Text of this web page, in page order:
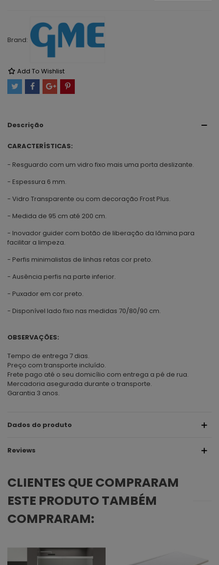
Brand:
Add To Wishlist
Descrição
CARACTERÍSTICAS:
- Resguardo com um vidro fixo mais uma porta deslizante.
- Espessura 6 mm.
- Vidro Transparente ou com decoração Frost Plus.
- Medida de 95 cm até 200 cm.
- Inovador guider com botão de liberação da lâmina para
facilitar a limpeza.
- Perfis minimalistas de linhas retas cor preto.
- Ausência perfis na parte inferior.
- Puxador em cor preto.
- Disponível lado fixo nas medidas 70/80/90 cm.
OBSERVAÇÕES:
Tempo de entrega 7 dias.
Preço com transporte incluído.
Frete pago até o seu domicílio com entrega a pé de rua.
Mercadoria asegurada durante o transporte.
Garantia 3 anos.
Dados do produto
Reviews
CLIENTES QUE COMPRARAM
ESTE PRODUTO TAMBÉM
COMPRARAM: